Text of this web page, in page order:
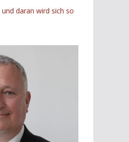
daran wird sich so